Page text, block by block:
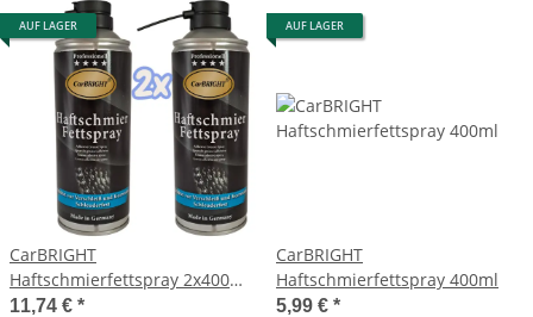
AUF LAGER
CarBRIGHT
Haftschmierfettspray 2x400ml
/ 2er Set
11,74 € *
AUF LAGER
CarBRIGHT
Haftschmierfettspray 400ml
5,99 € *